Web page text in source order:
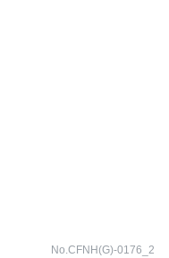
No.CFNH(G)-0176_2